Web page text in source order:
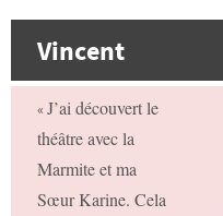
Vincent
« J’ai découvert le
théâtre avec la
Marmite et ma
Sœur Karine. Cela